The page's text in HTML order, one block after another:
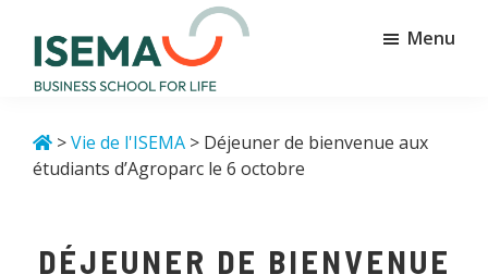
contenu
principal
pied
school
for
life
Menu
>Vie de l'ISEMA > Déjeuner de bienvenue aux
étudiants d’Agroparc le 6 octobre
DÉJEUNER DE BIENVENUE